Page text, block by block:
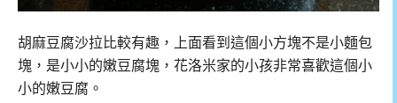
胡麻豆腐沙拉比較有趣，上面看到這個小方塊不是小麵包
塊，是小小的嫩豆腐塊，花洛米家的小孩非常喜歡這個小
小的嫩豆腐。